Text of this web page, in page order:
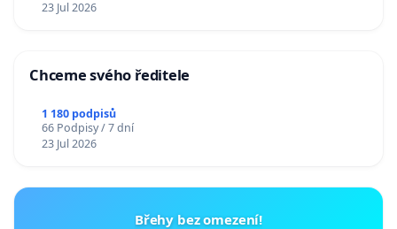
23 Jul 2026
Chceme svého ředitele
1 180 podpisů
66 Podpisy / 7 dní
23 Jul 2026
Břehy bez omezení!